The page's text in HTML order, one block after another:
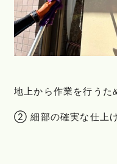
地上から作業を行うた
② 細部の確実な仕上げ